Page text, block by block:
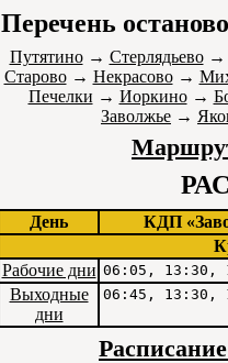
Перечень
Путятино→ Стерлядьево
Старово→ Некрасово→
Печелки → Иоркино→
Заволжье →
День
КДП
Рабочие дни 06:05, 13:30,
Выходные
дни
06:45, 13:30,